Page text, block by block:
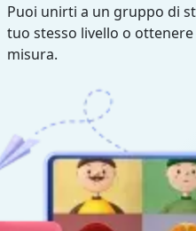
Puoi unirti a un gruppo di
tuo stesso livello o
misura.